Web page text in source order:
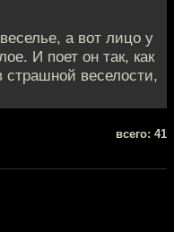
а вот лицо у
И поет он так, как
страшной веселости,
всего: 41